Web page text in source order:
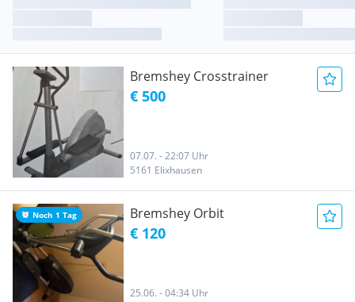
Bremshey Crosstrainer
€ 500
07.07. - 22:07 Uhr
5161 Elixhausen
Noch 1 Tag Bremshey Orbit
€ 120
25.06. - 04:34 Uhr